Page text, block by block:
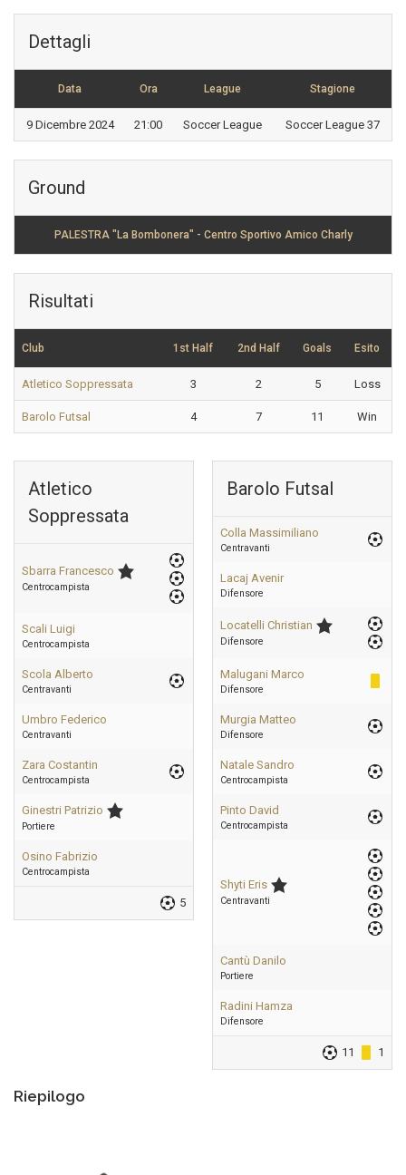
Dettagli
Data Ora League Stagione
9 Dicembre 2024 21:00 Soccer League Soccer League 37
Ground
PALESTRA "La Bombonera" - Centro Sportivo Amico Charly
Risultati
Club 1st Half 2nd Half Goals Esito
Atletico Soppressata 3 2 5 Loss
Barolo Futsal 4 7 11 Win
Atletico
Soppressata
Sbarra Francesco
Centrocampista
Scali Luigi
Centrocampista
Scola Alberto
Centravanti
Umbro Federico
Centravanti
Zara Costantin
Centrocampista
Ginestri Patrizio
Portiere
Osino Fabrizio
Centrocampista
5
Barolo Futsal
Colla Massimiliano
Centravanti
Lacaj Avenir
Difensore
Locatelli Christian
Difensore
Malugani Marco
Difensore
Murgia Matteo
Difensore
Natale Sandro
Centrocampista
Pinto David
Centrocampista
Shyti Eris
Centravanti
Cantù Danilo
Portiere
Radini Hamza
Difensore
11 1
Riepilogo